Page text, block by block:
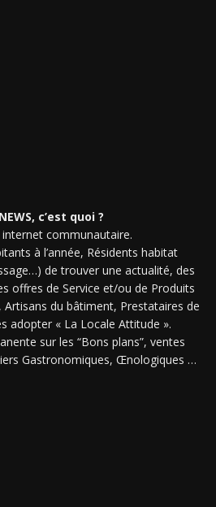
c’est quoi ?
internet communautaire.
à l’année, Résidents habitat
de trouver une actualité, des
offres de Service et/ou de Produits
du bâtiment, Prestataires de
adopter « La Locale Attitude ».
sur les “Bons plans”, ventes
Gastronomiques, Œnologiques …